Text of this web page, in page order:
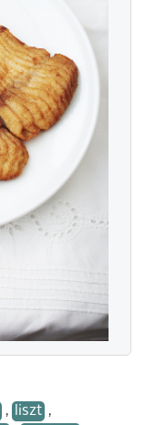
, liszt ,